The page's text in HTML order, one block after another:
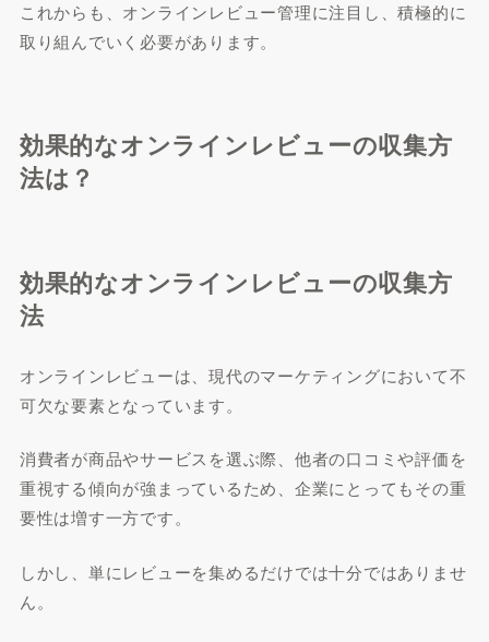
これからも、オンラインレビュー管理に注目し、積極的に
取り組んでいく必要があります。
効果的なオンラインレビューの収集方
法は？
効果的なオンラインレビューの収集方
法
オンラインレビューは、現代のマーケティングにおいて不
可欠な要素となっています。
消費者が商品やサービスを選ぶ際、他者の口コミや評価を
重視する傾向が強まっているため、企業にとってもその重
要性は増す一方です。
しかし、単にレビューを集めるだけでは十分ではありませ
ん。